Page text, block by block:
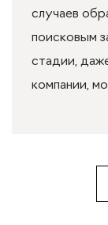
случаев
поисковым
стадии,
компании,